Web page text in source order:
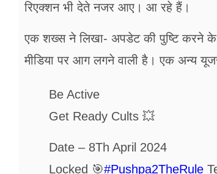
रिएक्शन भी देते नजर आए। आ रहे हैं।
एक शख्स ने लिखा- अपडेट की पुष्टि करने
मीडिया पर आग लगने वाली है। एक अन्य
Be Active
Get Ready Cults 💥
Date – 8Th April 2024
Locked 🎯#Pushpa2TheRule